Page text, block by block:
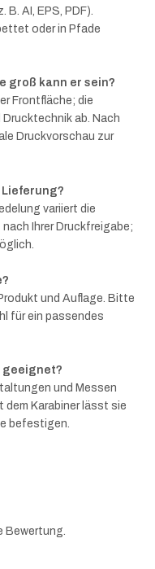
AI, EPS, PDF).
oder in Pfade
groß kann er sein?
Frontfläche; die
ab. Nach
Druckvorschau zur
variiert die
Ihrer Druckfreigabe;
und Auflage. Bitte
für ein passendes
geeignet?
und Messen
dem Karabiner lässt sie
befestigen.
Bewertung.